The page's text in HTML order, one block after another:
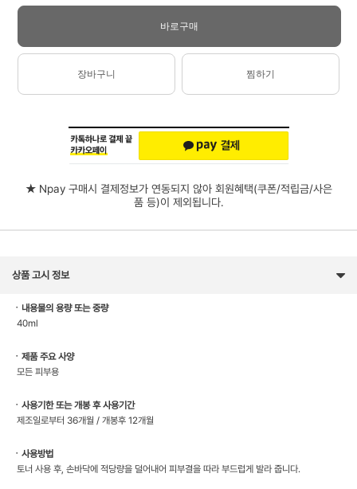
바로구매
장바구니 찜하기
★ Npay 구매시 결제정보가 연동되지 않아 회원혜택(쿠폰/적립금/사은
품 등)이 제외됩니다.
상품 고시 정보
ㆍ내용물의 용량 또는 중량
40ml
ㆍ제품 주요 사양
모든 피부용
ㆍ사용기한 또는 개봉 후 사용기간
제조일로부터 36개월 / 개봉후 12개월
ㆍ사용방법
토너 사용 후, 손바닥에 적당량을 덜어내어 피부결을 따라 부드럽게 발라 줍니다.